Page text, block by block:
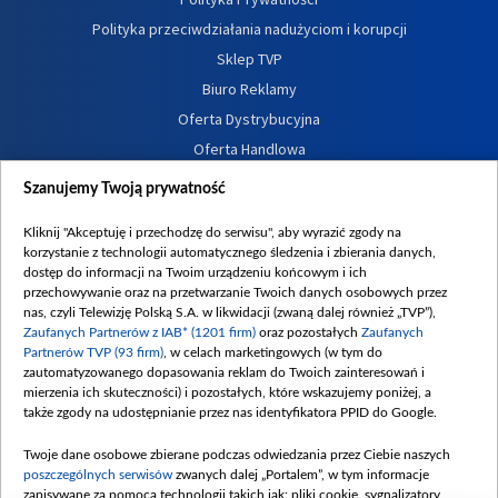
Polityka przeciwdziałania nadużyciom i korupcji
Sklep TVP
Biuro Reklamy
Oferta Dystrybucyjna
Oferta Handlowa
Dostępność
Procedura zgłoszeń wewnętrznych
Szanujemy Twoją prywatność
Kliknij "Akceptuję i przechodzę do serwisu", aby wyrazić zgody na
korzystanie z technologii automatycznego śledzenia i zbierania danych,
dostęp do informacji na Twoim urządzeniu końcowym i ich
przechowywanie oraz na przetwarzanie Twoich danych osobowych przez
nas, czyli Telewizję Polską S.A. w likwidacji (zwaną dalej również „TVP”),
Zaufanych Partnerów z IAB* (1201 firm) oraz pozostałych Zaufanych
Partnerów TVP (93 firm) , w celach marketingowych (w tym do
zautomatyzowanego dopasowania reklam do Twoich zainteresowań i
mierzenia ich skuteczności) i pozostałych, które wskazujemy poniżej, a
także zgody na udostępnianie przez nas identyfikatora PPID do Google.
Twoje dane osobowe zbierane podczas odwiedzania przez Ciebie naszych
poszczególnych serwisów zwanych dalej „Portalem”, w tym informacje
zapisywane za pomocą technologii takich jak: pliki cookie, sygnalizatory